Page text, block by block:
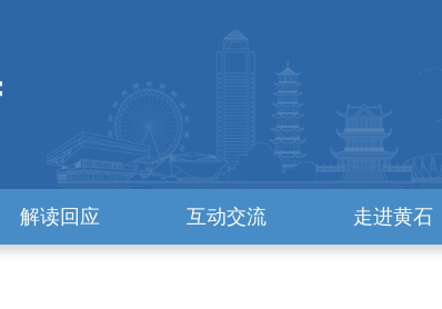
解读回应 互动交流 走进黄石